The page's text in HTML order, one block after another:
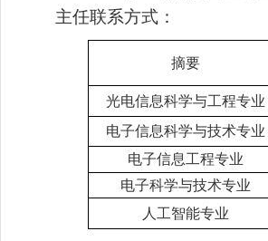
主任联系方式：
摘要
光电信息科学与工程专业
电子信息科学与技术专业
电子信息工程专业
电子科学与技术专业
人工智能专业